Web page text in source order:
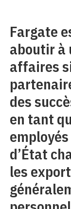
Fargate
aboutir à
affaires
des
en tant
d’État
les